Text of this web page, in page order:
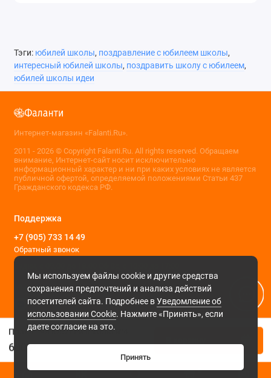
0
Плакат на Юбилей школы №4
600 ₽
Тэги: юбилей школы, поздравление с юбилеем школы,
интересный юбилей школы, поздравить школу с юбилеем,
юбилей школы идеи
Мы используем файлы cookie и другие средства
сохранения предпочтений и анализа действий
посетителей сайта. Подробнее вУведомление об
использовании Cookie. Нажмите «Принять», если
даете согласие на это.
Принять
Интернет-магазин «Falanti.Ru».
2011 - 2026 © Copyright Falanti.Ru. All rights reserved. Обращаем
внимание, Интернет-сайт носит исключительно
информационный характер и ни при каких условиях не является
публичной офертой, определяемой положениями Статьи 437
Гражданского кодекса РФ.
Поддержка
+7 (905) 733 14 49
Обратный звонок
Мы в сети